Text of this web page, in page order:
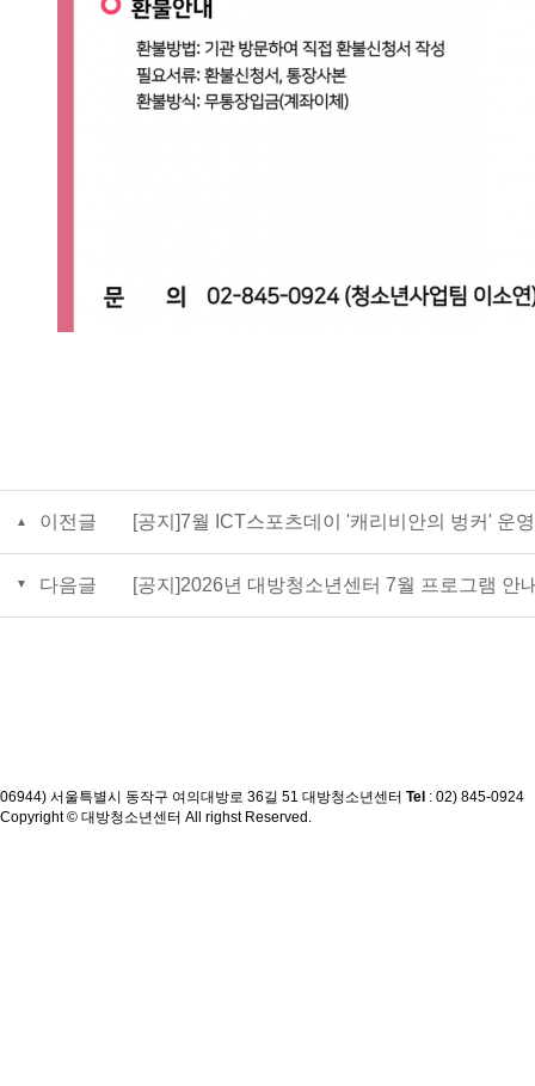
이전글 [공지]7월 ICT스포츠데이 '캐리비안의 벙커' 운
다음글 [공지]2026년 대방청소년센터 7월 프로그램 안
06944) 서울특별시 동작구 여의대방로 36길 51 대방청소년센터 Tel : 02) 845-0924
Copyright © 대방청소년센터 All righst Reserved.